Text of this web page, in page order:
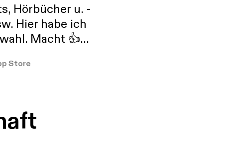
Hörbücher u. -
Hier habe ich
Macht 👍
Store